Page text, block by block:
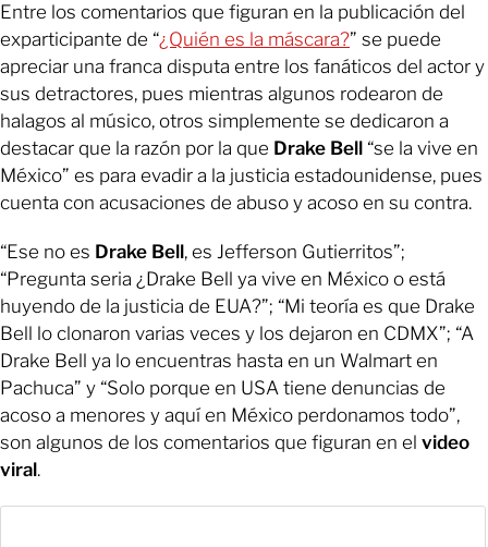
Entre los comentarios que figuran en la publicación del
exparticipante de “¿Quién es la máscara?” se puede
apreciar una franca disputa entre los fanáticos del actor y
sus detractores, pues mientras algunos rodearon de
halagos al músico, otros simplemente se dedicaron a
destacar que la razón por la que Drake Bell “se la vive en
México” es para evadir a la justicia estadounidense, pues
cuenta con acusaciones de abuso y acoso en su contra.
“Ese no es Drake Bell, es Jefferson Gutierritos”;
“Pregunta seria ¿Drake Bell ya vive en México o está
huyendo de la justicia de EUA?”; “Mi teoría es que Drake
Bell lo clonaron varias veces y los dejaron en CDMX”; “A
Drake Bell ya lo encuentras hasta en un Walmart en
Pachuca” y “Solo porque en USA tiene denuncias de
acoso a menores y aquí en México perdonamos todo”,
son algunos de los comentarios que figuran en el video
viral.